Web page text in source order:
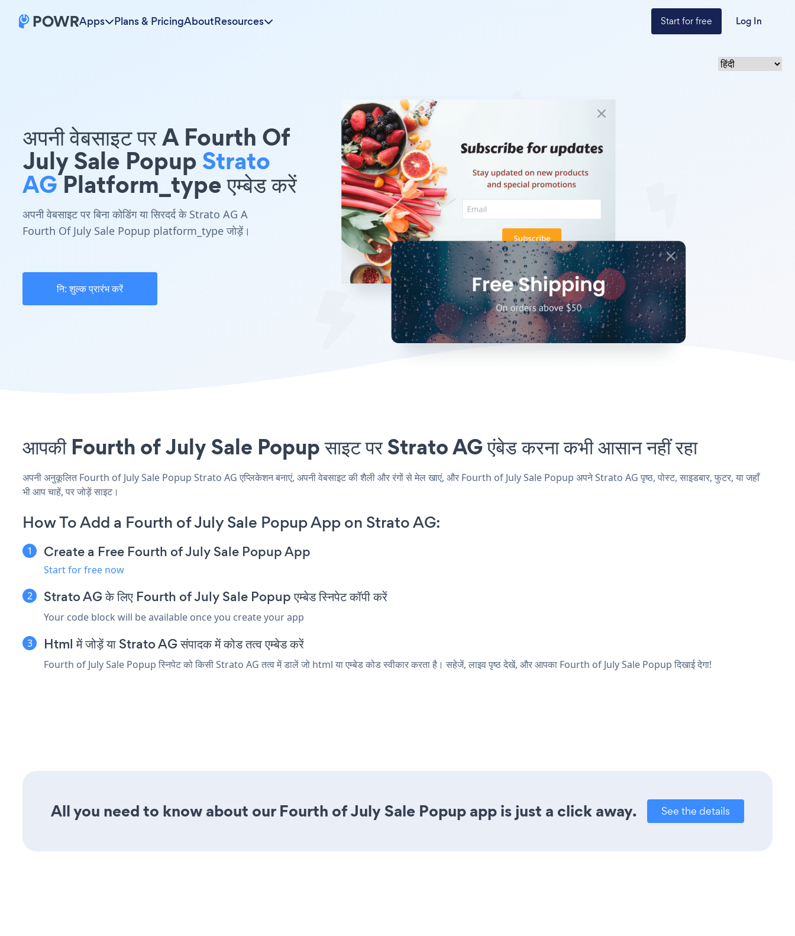
Apps Plans & PricingAboutResources Start for free Log In
अपनी वेबसाइट पर A Fourth Of
July Sale PopupStrato
AGPlatform_type एम्बेड करें
अपनी वेबसाइट पर बिना कोडिंग या सिरदर्द के Strato AG A
Fourth Of July Sale Popup platform_type जोड़ें।
नि: शुल्क प्रारंभ करें
आपकी Fourth of July Sale Popup साइट पर Strato AG एंबेड करना कभी आसान नहीं रहा
अपनी अनुकूलित Fourth of July Sale Popup Strato AG एप्लिकेशन बनाएं, अपनी वेबसाइट की शैली और रंगों से मेल खाएं, और Fourth of July Sale Popup अपने Strato AG पृष्ठ, पोस्ट, साइडबार, फुटर, या जहाँ
भी आप चाहें, पर जोड़ें साइट।
How To Add a Fourth of July Sale Popup App on Strato AG:
Create a Free Fourth of July Sale Popup App
Start for free now
Strato AG के लिए Fourth of July Sale Popup एम्बेड स्निपेट कॉपी करें
Your code block will be available once you create your app
Html में जोड़ें या Strato AG संपादक में कोड तत्व एम्बेड करें
Fourth of July Sale Popup स्निपेट को किसी Strato AG तत्व में डालें जो html या एम्बेड कोड स्वीकार करता है। सहेजें, लाइव पृष्ठ देखें, और आपका Fourth of July Sale Popup दिखाई देगा!
All you need to know about our Fourth of July Sale Popup app is just a click away. See the details